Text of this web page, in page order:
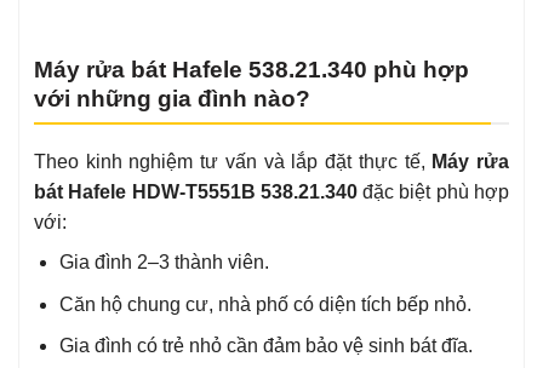
Máy rửa bát Hafele 538.21.340 phù hợp
với những gia đình nào?
Theo kinh nghiệm tư vấn và lắp đặt thực tế, Máy rửa
bát Hafele HDW-T5551B 538.21.340đặc biệt phù hợp
với:
Gia đình 2–3 thành viên.
Căn hộ chung cư, nhà phố có diện tích bếp nhỏ.
Gia đình có trẻ nhỏ cần đảm bảo vệ sinh bát đĩa.